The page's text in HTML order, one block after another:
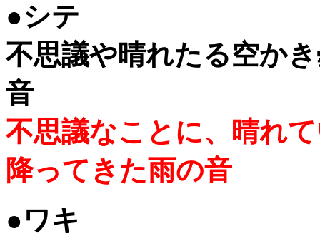
●シテ
不思議や晴れたる空か
音
不思議なことに、晴れ
降ってきた雨の音
●ワキ